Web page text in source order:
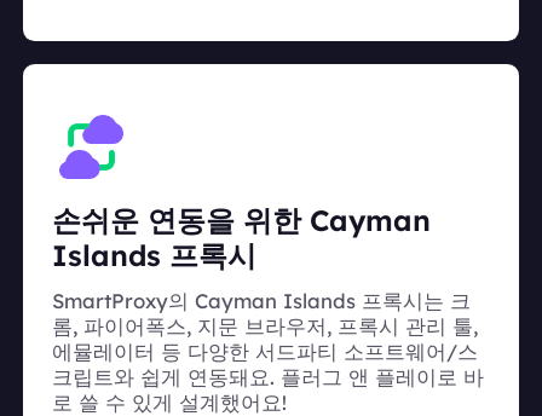
손쉬운 연동을 위한 Cayman
Islands 프록시
SmartProxy의 Cayman Islands 프록시는 크
롬, 파이어폭스, 지문 브라우저, 프록시 관리 툴,
에뮬레이터 등 다양한 서드파티 소프트웨어/스
크립트와 쉽게 연동돼요. 플러그 앤 플레이로 바
로 쓸 수 있게 설계했어요!